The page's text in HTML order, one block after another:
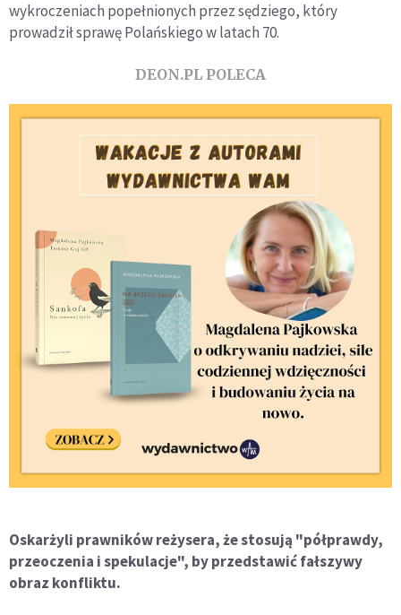
wykroczeniach popełnionych przez sędziego, który
prowadził sprawę Polańskiego w latach 70.
DEON.PL POLECA
Oskarżyli prawników reżysera, że stosują "półprawdy,
przeoczenia i spekulacje", by przedstawić fałszywy
obraz konfliktu.